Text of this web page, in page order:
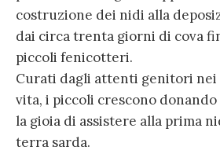
costruzione dei nidi alla
dai circa trenta giorni di cova
piccoli fenicotteri.
Curati dagli attenti genitori
vita, i piccoli crescono donando
la gioia di assistere alla prima
terra sarda.